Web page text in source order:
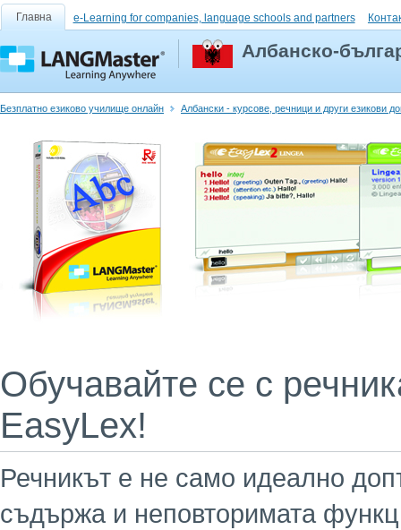
Главна e-Learning for companies, language schools and partners
Албанско-
Безплатно езиково училище онлайн Албански - курсове, речници и други езикови
Обучавайте се с
EasyLex!
Речникът е не само идеално
съдържа и неповторимата